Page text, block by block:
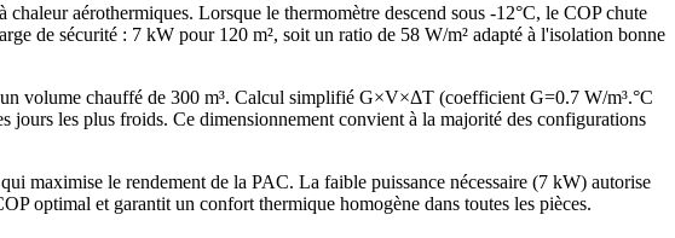
aérothermiques. Lorsque le thermomètre descend sous -12°C, le COP chute
de sécurité : 7 kW pour 120 m², soit un ratio de 58 W/m² adapté à l'isolation bonne
volume chauffé de 300 m³. Calcul simplifié G×V×ΔT (coefficient G=0.7 W/m³.°C
les plus froids. Ce dimensionnement convient à la majorité des configurations
maximise le rendement de la PAC. La faible puissance nécessaire (7 kW) autorise
optimal et garantit un confort thermique homogène dans toutes les pièces.